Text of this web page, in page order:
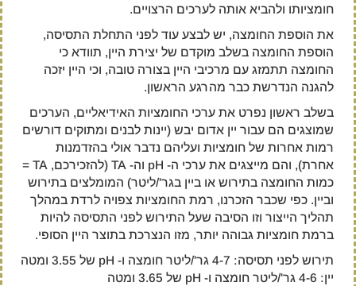
חומציותו ולהביא אותה לערכים הרצויים.
את הוספת החומצה, יש לבצע עוד לפני התחלת התסיסה,
הוספת החומצה בשלב מוקדם של יצירת היין, תוודא כי
החומצה תתמזג עם מרכיבי היין בצורה טובה, וכי היין יזכה
להגנה הנדרשת כבר מהרגע הראשון.
בשלב ראשון נפרט את ערכי החומציות האידיאליים, הערכים
שמוצגים הם עבור יין אדום יבש (יינות לבנים ומתוקים דורשים
רמות אחרות של חומציות ועליהם נדבר אולי בהזדמנות
אחרת), והם מייצגים את ערכי ה- pH וה- TA (להזכירכם, TA =
כמות החומצה בתירוש או ביין בגר'/ליטר) המומלצים בתירוש
וביין. כפי שכבר הזכרנו, רמת החומציות צפויה לרדת במהלך
תהליך הייצור וזו הסיבה שעל התירוש לפני התסיסה להיות
ברמת חומציות גבוהה יותר, מזו הנצרכת בתוצר היין הסופי.
תירוש לפני תסיסה: 4-7 גר'/ליטר חומצה ו- pH של 3.55 ומטה
יין: 4-6 גר'/ליטר חומצה ו- pH של 3.65 ומטה